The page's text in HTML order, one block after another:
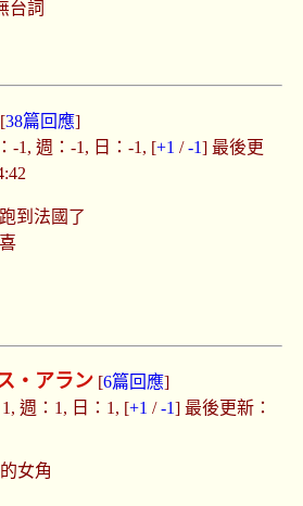
台詞
38篇回應]
-1, 週：-1, 日：-1, [+1 /-1] 最後更
到法國了
・アラン[6篇回應]
週：1, 日：1, [+1 /-1] 最後更新：
女角